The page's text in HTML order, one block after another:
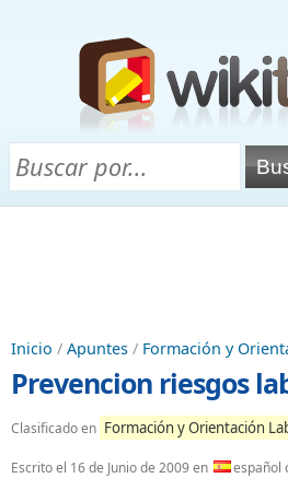
Inicio / Apuntes / Formación y
Prevencion riesgos
Clasificado en Formación y Orientación
Escrito el 16 de Junio de 2009en español